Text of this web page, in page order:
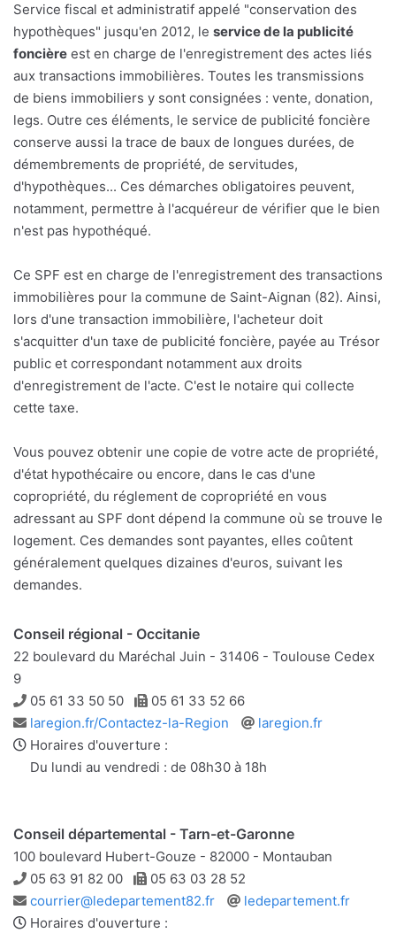
Service fiscal et administratif appelé "conservation des
hypothèques" jusqu'en 2012, le service de la publicité
foncière est en charge de l'enregistrement des actes liés
aux transactions immobilières. Toutes les transmissions
de biens immobiliers y sont consignées : vente, donation,
legs. Outre ces éléments, le service de publicité foncière
conserve aussi la trace de baux de longues durées, de
démembrements de propriété, de servitudes,
d'hypothèques... Ces démarches obligatoires peuvent,
notamment, permettre à l'acquéreur de vérifier que le bien
n'est pas hypothéqué.
Ce SPF est en charge de l'enregistrement des transactions
immobilières pour la commune de Saint-Aignan (82). Ainsi,
lors d'une transaction immobilière, l'acheteur doit
s'acquitter d'un taxe de publicité foncière, payée au Trésor
public et correspondant notamment aux droits
d'enregistrement de l'acte. C'est le notaire qui collecte
cette taxe.
Vous pouvez obtenir une copie de votre acte de propriété,
d'état hypothécaire ou encore, dans le cas d'une
copropriété, du réglement de copropriété en vous
adressant au SPF dont dépend la commune où se trouve le
logement. Ces demandes sont payantes, elles coûtent
généralement quelques dizaines d'euros, suivant les
demandes.
Conseil régional - Occitanie
22 boulevard du Maréchal Juin - 31406 - Toulouse Cedex
9
Téléphone
05 61 33 50 50 Télécopie
05 61 33 52 66
Adresse
e-
mail
laregion.fr/Contactez-la-Region
Site
laregion.fr
Horaires d'ouverture :
Du lundi au vendredi : de 08h30 à 18h
Conseil départemental - Tarn-et-Garonne
100 boulevard Hubert-Gouze - 82000 - Montauban
Téléphone
05 63 91 82 00 Télécopie
05 63 03 28 52
Adresse
e-
courrier@ledepartement82.fr
Site
ledepartement.fr
Horaires d'ouverture :